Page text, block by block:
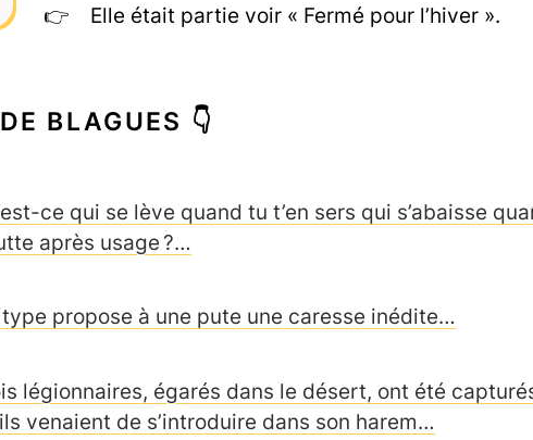
Elle était partie voir « Fermé pour l’hiver ».
BLAGUES 👇
ce qui se lève quand tu t’en sers qui s’abaisse
après usage ?…
type propose à une pute une caresse inédite…
légionnaires, égarés dans le désert, ont été
venaient de s’introduire dans son harem…